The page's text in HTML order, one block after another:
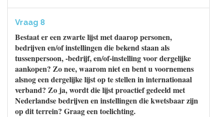
Vraag 8
Bestaat er een zwarte lijst met daarop personen,
bedrijven en/of instellingen die bekend staan als
tussenpersoon, -bedrijf, en/of-instelling voor dergelijke
aankopen? Zo nee, waarom niet en bent u voornemens
alsnog een dergelijke lijst op te stellen in internationaal
verband? Zo ja, wordt die lijst proactief gedeeld met
Nederlandse bedrijven en instellingen die kwetsbaar zijn
op dit terrein? Graag een toelichting.